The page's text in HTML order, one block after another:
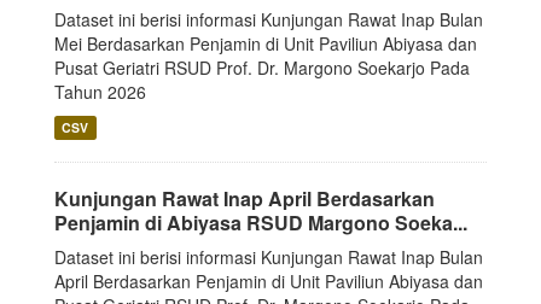
Dataset ini berisi informasi Kunjungan Rawat Inap Bulan
Mei Berdasarkan Penjamin di Unit Paviliun Abiyasa dan
Pusat Geriatri RSUD Prof. Dr. Margono Soekarjo Pada
Tahun 2026
CSV
Kunjungan Rawat Inap April Berdasarkan
Penjamin di Abiyasa RSUD Margono Soeka...
Dataset ini berisi informasi Kunjungan Rawat Inap Bulan
April Berdasarkan Penjamin di Unit Paviliun Abiyasa dan